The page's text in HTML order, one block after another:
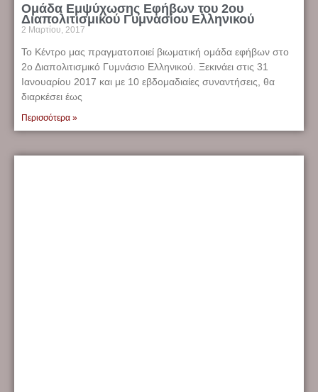
Ομάδα Εμψύχωσης Εφήβων του 2ου
Διαπολιτισμικού Γυμνασίου Ελληνικού
2 Μαρτίου, 2017
Το Κέντρο μας πραγματοποιεί βιωματική ομάδα εφήβων στο
2ο Διαπολιτισμικό Γυμνάσιο Ελληνικού. Ξεκινάει στις 31
Ιανουαρίου 2017 και με 10 εβδομαδιαίες συναντήσεις, θα
διαρκέσει έως
Περισσότερα »